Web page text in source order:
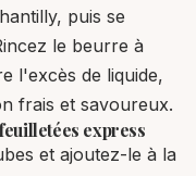
puis se
le beurre à
l'excès de liquide,
frais et savoureux.
express
et ajoutez-le à la